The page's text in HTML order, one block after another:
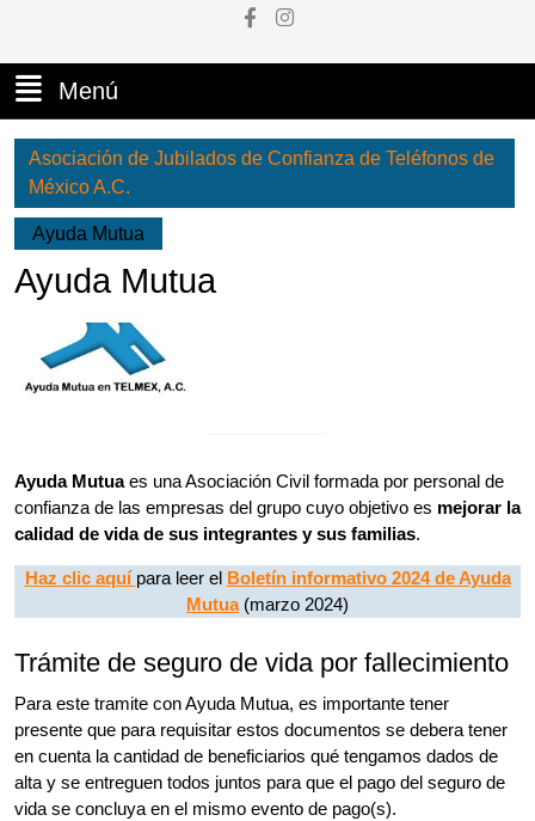
Menú
Asociación de Jubilados de Confianza de Teléfonos de
México A.C.
Ayuda Mutua
Ayuda Mutua
Ayuda Mutuaes una Asociación Civil formada por personal de
confianza de las empresas del grupo cuyo objetivo es mejorar la
calidad de vida de sus integrantes y sus familias.
Haz clic aquí para leer el Boletín informativo 2024 de Ayuda
Mutua(marzo 2024)
Trámite de seguro de vida por fallecimiento
Para este tramite con Ayuda Mutua, es importante tener
presente que para requisitar estos documentos se debera tener
en cuenta la cantidad de beneficiarios qué tengamos dados de
alta y se entreguen todos juntos para que el pago del seguro de
vida se concluya en el mismo evento de pago(s).